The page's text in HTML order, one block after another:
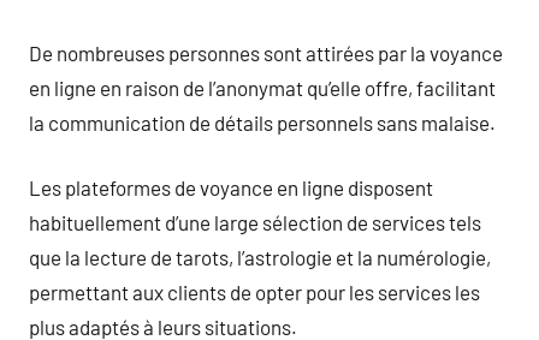
De nombreuses personnes sont attirées par la voyance
en ligne en raison de l’anonymat qu’elle offre, facilitant
la communication de détails personnels sans malaise.
Les plateformes de voyance en ligne disposent
habituellement d’une large sélection de services tels
que la lecture de tarots, l’astrologie et la numérologie,
permettant aux clients de opter pour les services les
plus adaptés à leurs situations.